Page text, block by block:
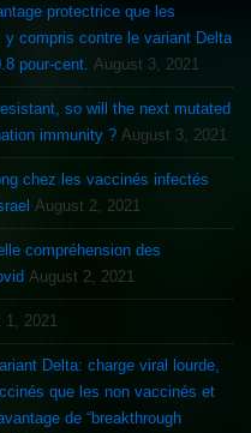
compris contre le variant Delta
pour-cent. August 3, 2021
so will the next mutated
immunity ? August 3, 2021
chez les vaccinés infectés
de santé en Israel August 2, 2021
compréhension des
Covid August 2, 2021
1, 2021
Delta: charge viral lourde,
que les non vaccinés et
de “breakthrough